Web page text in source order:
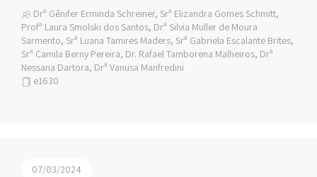
Drª Gênifer Erminda Schreiner, Srª Elizandra Gomes Schmitt,
Profª Laura Smolski dos Santos, Drª Silvia Muller de Moura
Sarmento, Srª Luana Tamires Maders, Srª Gabriela Escalante Brites,
Srª Camila Berny Pereira, Dr. Rafael Tamborena Malheiros, Drª
Nessana Dartora, Drª Vanusa Manfredini
e1630
07/03/2024